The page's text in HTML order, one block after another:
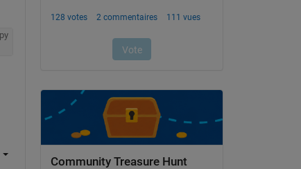
Community Treasure Hunt